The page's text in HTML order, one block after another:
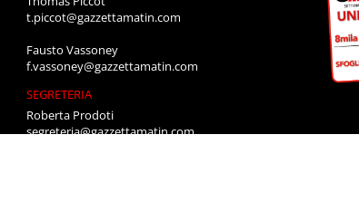
t.piccot@gazzettamatin.com
Fausto Vassoney
f.vassoney@gazzettamatin.com
SEGRETERIA
Roberta Prodoti
segreteria@gazzettamatin.com